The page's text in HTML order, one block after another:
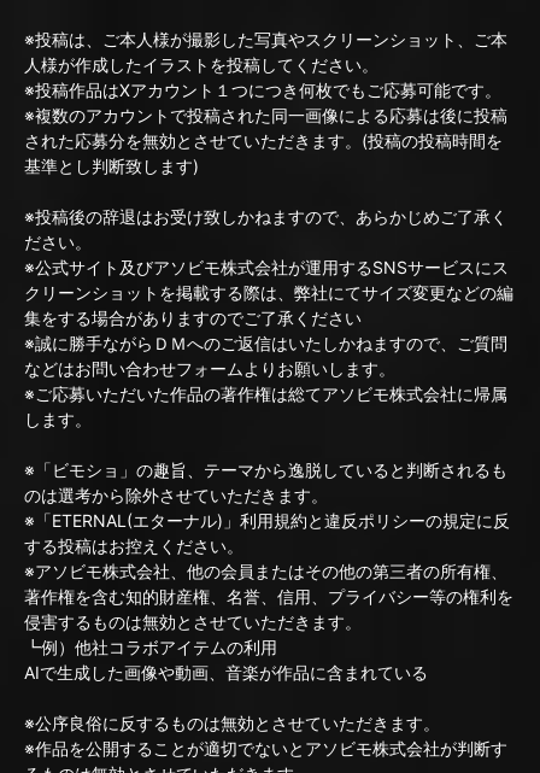
※投稿は、ご本人様が撮影した写真やスクリーンショット、ご本
人様が作成したイラストを投稿してください。
※投稿作品はXアカウント１つにつき何枚でもご応募可能です。
※複数のアカウントで投稿された同一画像による応募は後に投稿
された応募分を無効とさせていただきます。(投稿の投稿時間を
基準とし判断致します)
※投稿後の辞退はお受け致しかねますので、あらかじめご了承く
ださい。
※公式サイト及びアソビモ株式会社が運用するSNSサービスにス
クリーンショットを掲載する際は、弊社にてサイズ変更などの編
集をする場合がありますのでご了承ください
※誠に勝手ながらＤＭへのご返信はいたしかねますので、ご質問
などはお問い合わせフォームよりお願いします。
※ご応募いただいた作品の著作権は総てアソビモ株式会社に帰属
します。
※「ビモショ」の趣旨、テーマから逸脱していると判断されるも
のは選考から除外させていただきます。
※「ETERNAL(エターナル)」利用規約と違反ポリシーの規定に反
する投稿はお控えください。
※アソビモ株式会社、他の会員またはその他の第三者の所有権、
著作権を含む知的財産権、名誉、信用、プライバシー等の権利を
侵害するものは無効とさせていただきます。
┗例）他社コラボアイテムの利用
AIで生成した画像や動画、音楽が作品に含まれている
※公序良俗に反するものは無効とさせていただきます。
※作品を公開することが適切でないとアソビモ株式会社が判断す